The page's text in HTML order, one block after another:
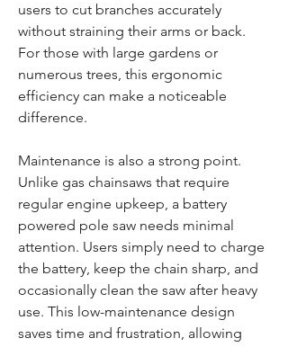
users to cut branches accurately
without straining their arms or back.
For those with large gardens or
numerous trees, this ergonomic
efficiency can make a noticeable
difference.
Maintenance is also a strong point.
Unlike gas chainsaws that require
regular engine upkeep, a battery
powered pole saw needs minimal
attention. Users simply need to charge
the battery, keep the chain sharp, and
occasionally clean the saw after heavy
use. This low-maintenance design
saves time and frustration, allowing